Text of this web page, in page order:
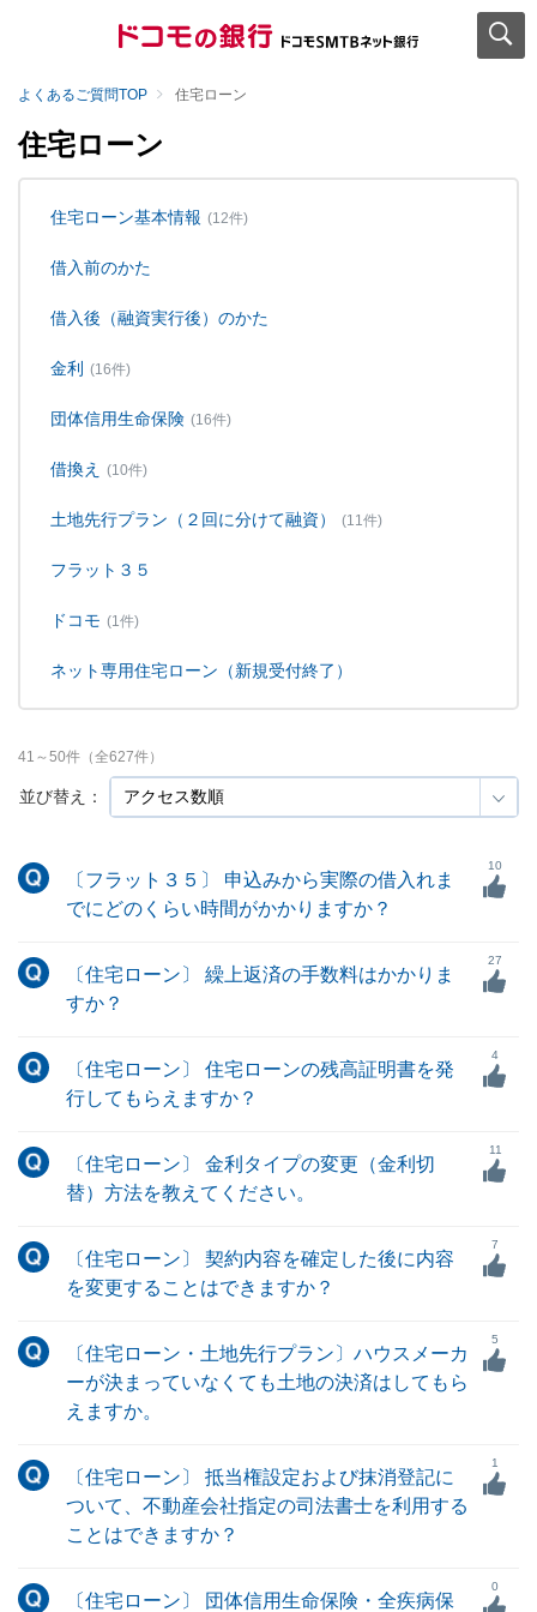
よくあるご質問TOP 住宅ローン
住宅ローン
住宅ローン基本情報 (12件)
借入前のかた
借入後（融資実行後）のかた
金利 (16件)
団体信用生命保険 (16件)
借換え (10件)
土地先行プラン（２回に分けて融資） (11件)
フラット３５
ドコモ (1件)
ネット専用住宅ローン（新規受付終了）
並び替え：
41 ～50件（全627件）
〔フラット３５〕 申込みから実際の借入れま
でにどのくらい時間がかかりますか？
10
〔住宅ローン〕 繰上返済の手数料はかかりま
すか？
27
〔住宅ローン〕 住宅ローンの残高証明書を発
行してもらえますか？
4
〔住宅ローン〕 金利タイプの変更（金利切
替）方法を教えてください。
11
〔住宅ローン〕 契約内容を確定した後に内容
を変更することはできますか？
7
〔住宅ローン・土地先行プラン〕ハウスメーカ
ーが決まっていなくても土地の決済はしてもら
えますか。
5
〔住宅ローン〕 抵当権設定および抹消登記に
ついて、不動産会社指定の司法書士を利用する
ことはできますか？
1
〔住宅ローン〕 団体信用生命保険・全疾病保
0